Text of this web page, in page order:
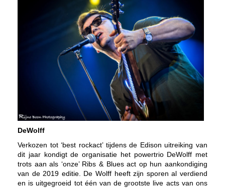
DeWolff
Verkozen tot ‘best rockact’ tijdens de Edison uitreiking van
dit jaar kondigt de organisatie het powertrio DeWolff met
trots aan als ‘onze’ Ribs & Blues act op hun aankondiging
van de 2019 editie. De Wolff heeft zijn sporen al verdiend
en is uitgegroeid tot één van de grootste live acts van ons